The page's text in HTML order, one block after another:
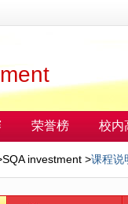
荣誉榜 校内
SQA investment >课程说